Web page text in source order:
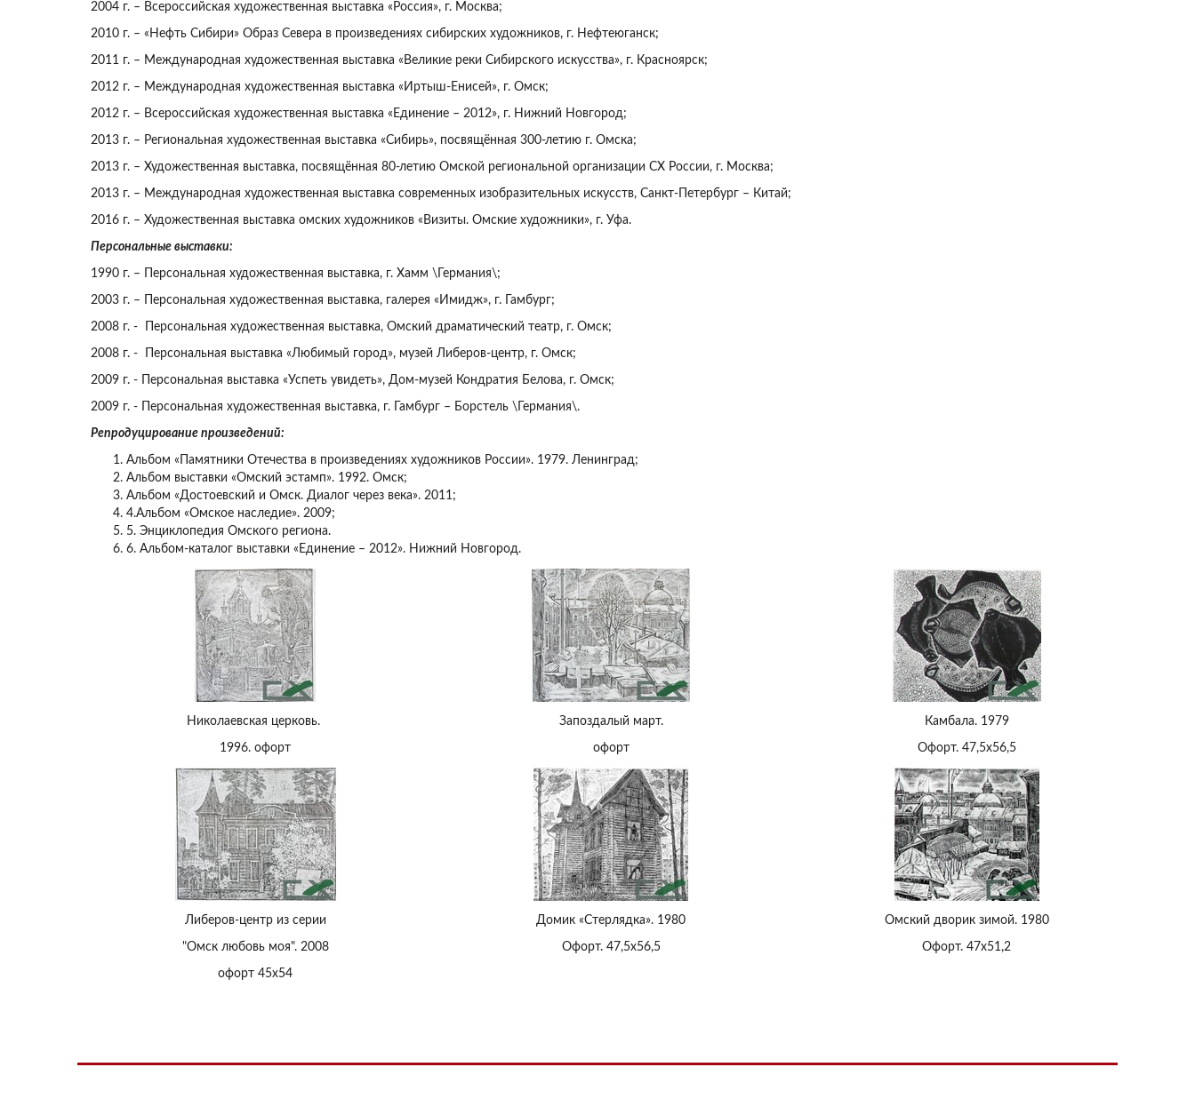
2004 г. – Всероссийская художественная выставка «Россия», г. Москва;
2010 г. – «Нефть Сибири» Образ Севера в произведениях сибирских художников, г. Нефтеюганск;
2011 г. – Международная художественная выставка «Великие реки Сибирского искусства», г. Красноярск;
2012 г. – Международная художественная выставка «Иртыш-Енисей», г. Омск;
2012 г. – Всероссийская художественная выставка «Единение – 2012», г. Нижний Новгород;
2013 г. – Региональная художественная выставка «Сибирь», посвящённая 300-летию г. Омска;
2013 г. – Художественная выставка, посвящённая 80-летию Омской региональной организации СХ России, г. Москва;
2013 г. – Международная художественная выставка современных изобразительных искусств, Санкт-Петербург – Китай;
2016 г. – Художественная выставка омских художников «Визиты. Омские художники», г. Уфа.
Персональные выставки:
1990 г. – Персональная художественная выставка, г. Хамм \Германия\;
2003 г. – Персональная художественная выставка, галерея «Имидж», г. Гамбург;
2008 г. - Персональная художественная выставка, Омский драматический театр, г. Омск;
2008 г. - Персональная выставка «Любимый город», музей Либеров-центр, г. Омск;
2009 г. - Персональная выставка «Успеть увидеть», Дом-музей Кондратия Белова, г. Омск;
2009 г. - Персональная художественная выставка, г. Гамбург – Борстель \Германия\.
Репродуцирование произведений:
Альбом «Памятники Отечества в произведениях художников России». 1979. Ленинград;
Альбом выставки «Омский эстамп». 1992. Омск;
Альбом «Достоевский и Омск. Диалог через века». 2011;
4.Альбом «Омское наследие». 2009;
5. Энциклопедия Омского региона.
6. Альбом-каталог выставки «Единение – 2012». Нижний Новгород.
Николаевская церковь.
1996. офорт
Запоздалый март.
офорт
Камбала. 1979
Офорт. 47,5х56,5
Либеров-центр из серии
"Омск любовь моя". 2008
офорт 45х54
Домик «Стерлядка». 1980
Офорт. 47,5х56,5
Омский дворик зимой. 1980
Офорт. 47х51,2